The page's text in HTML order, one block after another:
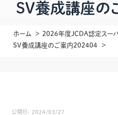
SV養成講座の
ホーム
SV養成講座のご案内202404
公開日： 2024/03/27